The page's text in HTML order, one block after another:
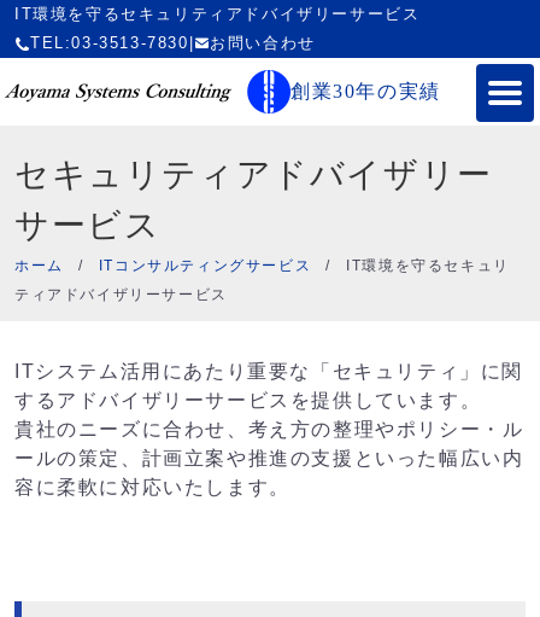
IT環境を守るセキュリティアドバイザリーサービス
TEL:03-3513-7830
お問い合わせ
創業30年の実績
セキュリティアドバイザリー
サービス
ホーム / ITコンサルティングサービス /
IT環境を守るセキュリ
ティアドバイザリーサービス
ITシステム活用にあたり重要な「セキュリティ」に関
するアドバイザリーサービスを提供しています。
貴社のニーズに合わせ、考え方の整理やポリシー・ル
ールの策定、計画立案や推進の支援といった幅広い内
容に柔軟に対応いたします。